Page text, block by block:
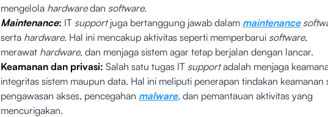
mengelola hardwaredan software.
Maintenance: IT supportjuga bertanggung jawab dalam maintenance
serta hardware. Hal ini mencakup aktivitas seperti memperbarui software,
merawat hardware, dan menjaga sistem agar tetap berjalan dengan lancar.
Keamanan dan privasi: Salah satu tugas IT supportadalah menjaga
integritas sistem maupun data. Hal ini meliputi penerapan tindakan keamanan
pengawasan akses, pencegahan malware, dan pemantauan aktivitas yang
mencurigakan.